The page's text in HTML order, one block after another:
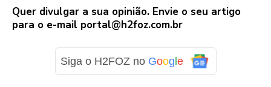
Quer divulgar a sua opinião. Envie o seu artigo
para o e-mail portal@h2foz.com.br
Siga o H2FOZ no Google